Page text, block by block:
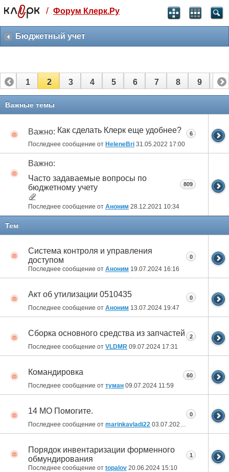
Святые угодники, Клерк без рекламы
прекрасен:)
3 месяца
259
-10%
полгода
499 ₽
Отмена Оплатить
/ Форум Клерк.Ру
Бюджетный учет
1 2 3 4 5 6 7 8 9 10
11 12
Важные темы
Важно: Как сделать Клерк еще удобнее?
Последнее сообщение от HeleneBri 31.05.2022 17:00
6
Важно:
Часто задаваемые вопросы по
бюджетному учету
Последнее сообщение от Аноним 28.12.2021 10:34
809
Тем
Система контроля и управления
доступом
Последнее сообщение от Аноним 19.07.2024 16:16
0
Акт об утилизации 0510435
Последнее сообщение от Аноним 13.07.2024 19:47
0
Сборка основного средства из запчастей
Последнее сообщение от VLDMR 09.07.2024 17:31
2
Командировка
Последнее сообщение от туман 09.07.2024 11:59
60
14 МО Помогите.
Последнее сообщение от marinkavladi22 03.07.2024 11:44
0
Порядок инвентаризации форменного
обмундирования
Последнее сообщение от topalov 20.06.2024 15:10
1